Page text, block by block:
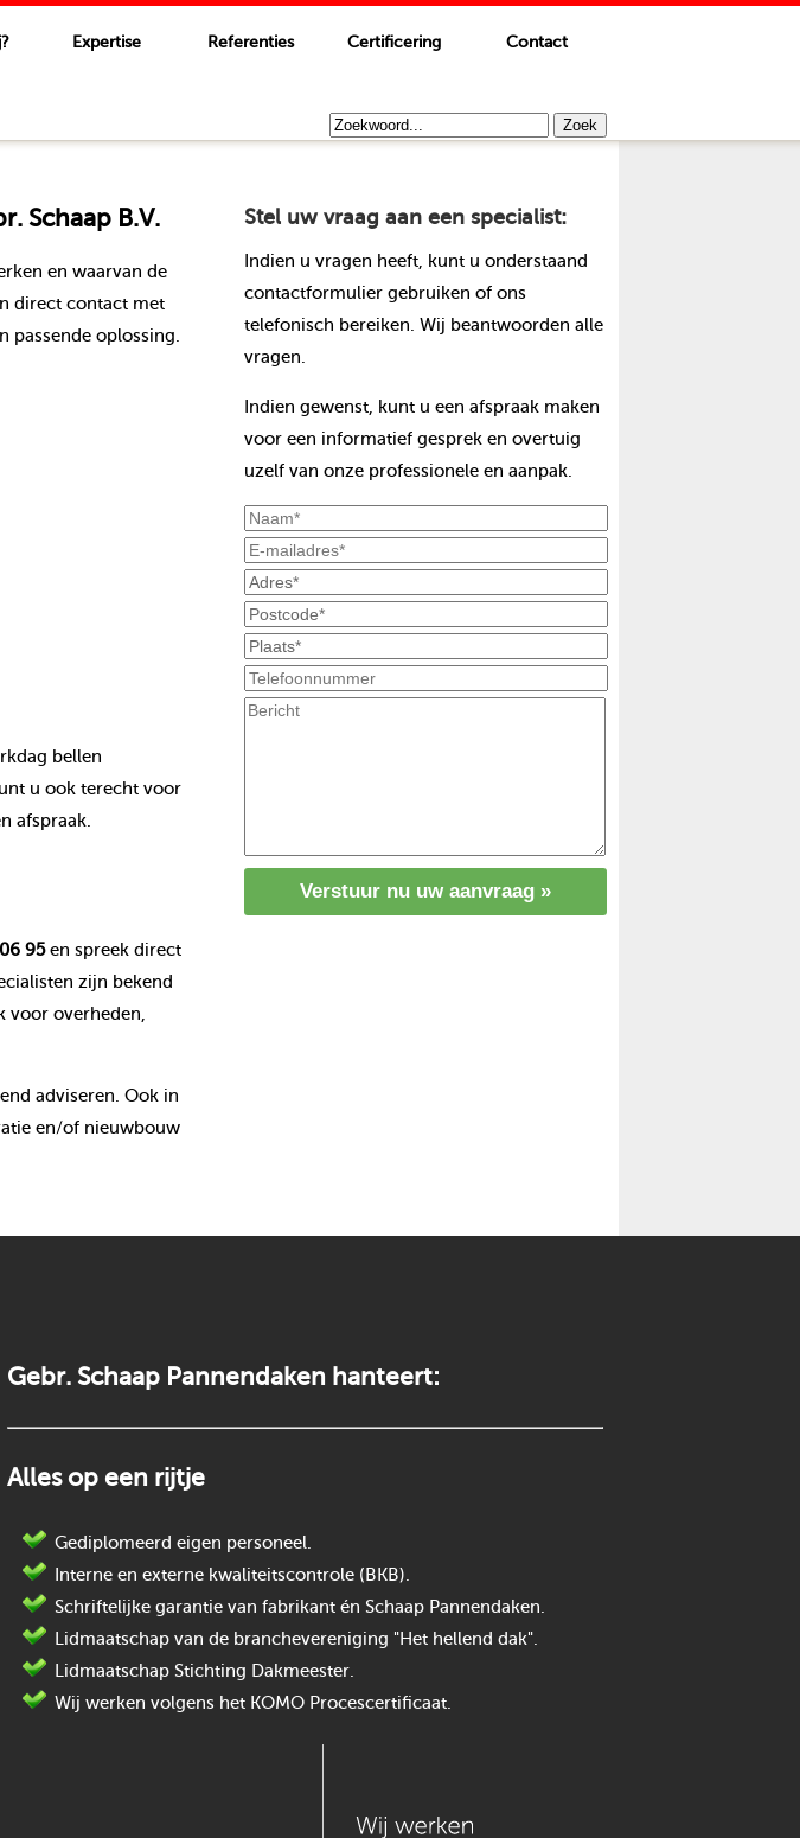
Expertise Referenties Certificering Contact
Schaap B.V.
en waarvan de
direct contact met
oplossing.
bellen
u ook terecht voor
afspraak.
95en spreek direct
zijn bekend
voor overheden,
adviseren. Ook in
en/of nieuwbouw
Stel uw vraag aan een specialist:
Indien u vragen heeft, kunt u onderstaand
contactformulier gebruiken of ons
telefonisch bereiken. Wij beantwoorden alle
vragen.
Indien gewenst, kunt u een afspraak maken
voor een informatief gesprek en overtuig
uzelf van onze professionele en aanpak.
Gebr. Schaap Pannendaken hanteert:
Alles op een rijtje
Gediplomeerd eigen personeel.
Interne en externe kwaliteitscontrole (BKB).
Schriftelijke garantie van fabrikant én Schaap Pannendaken.
Lidmaatschap van de branchevereniging "Het hellend dak".
Lidmaatschap Stichting Dakmeester.
Wij werken volgens het KOMO Procescertificaat.